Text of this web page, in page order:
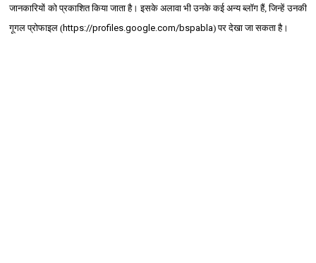
जानकारियों को प्रकाशित किया जाता है। इसके अलावा भी उनके कई अन्‍य ब्‍लॉग हैं, जिन्‍हें उनकी
गूगल प्रोफाइल (https://profiles.google.com/bspabla) पर देखा जा सकता है।